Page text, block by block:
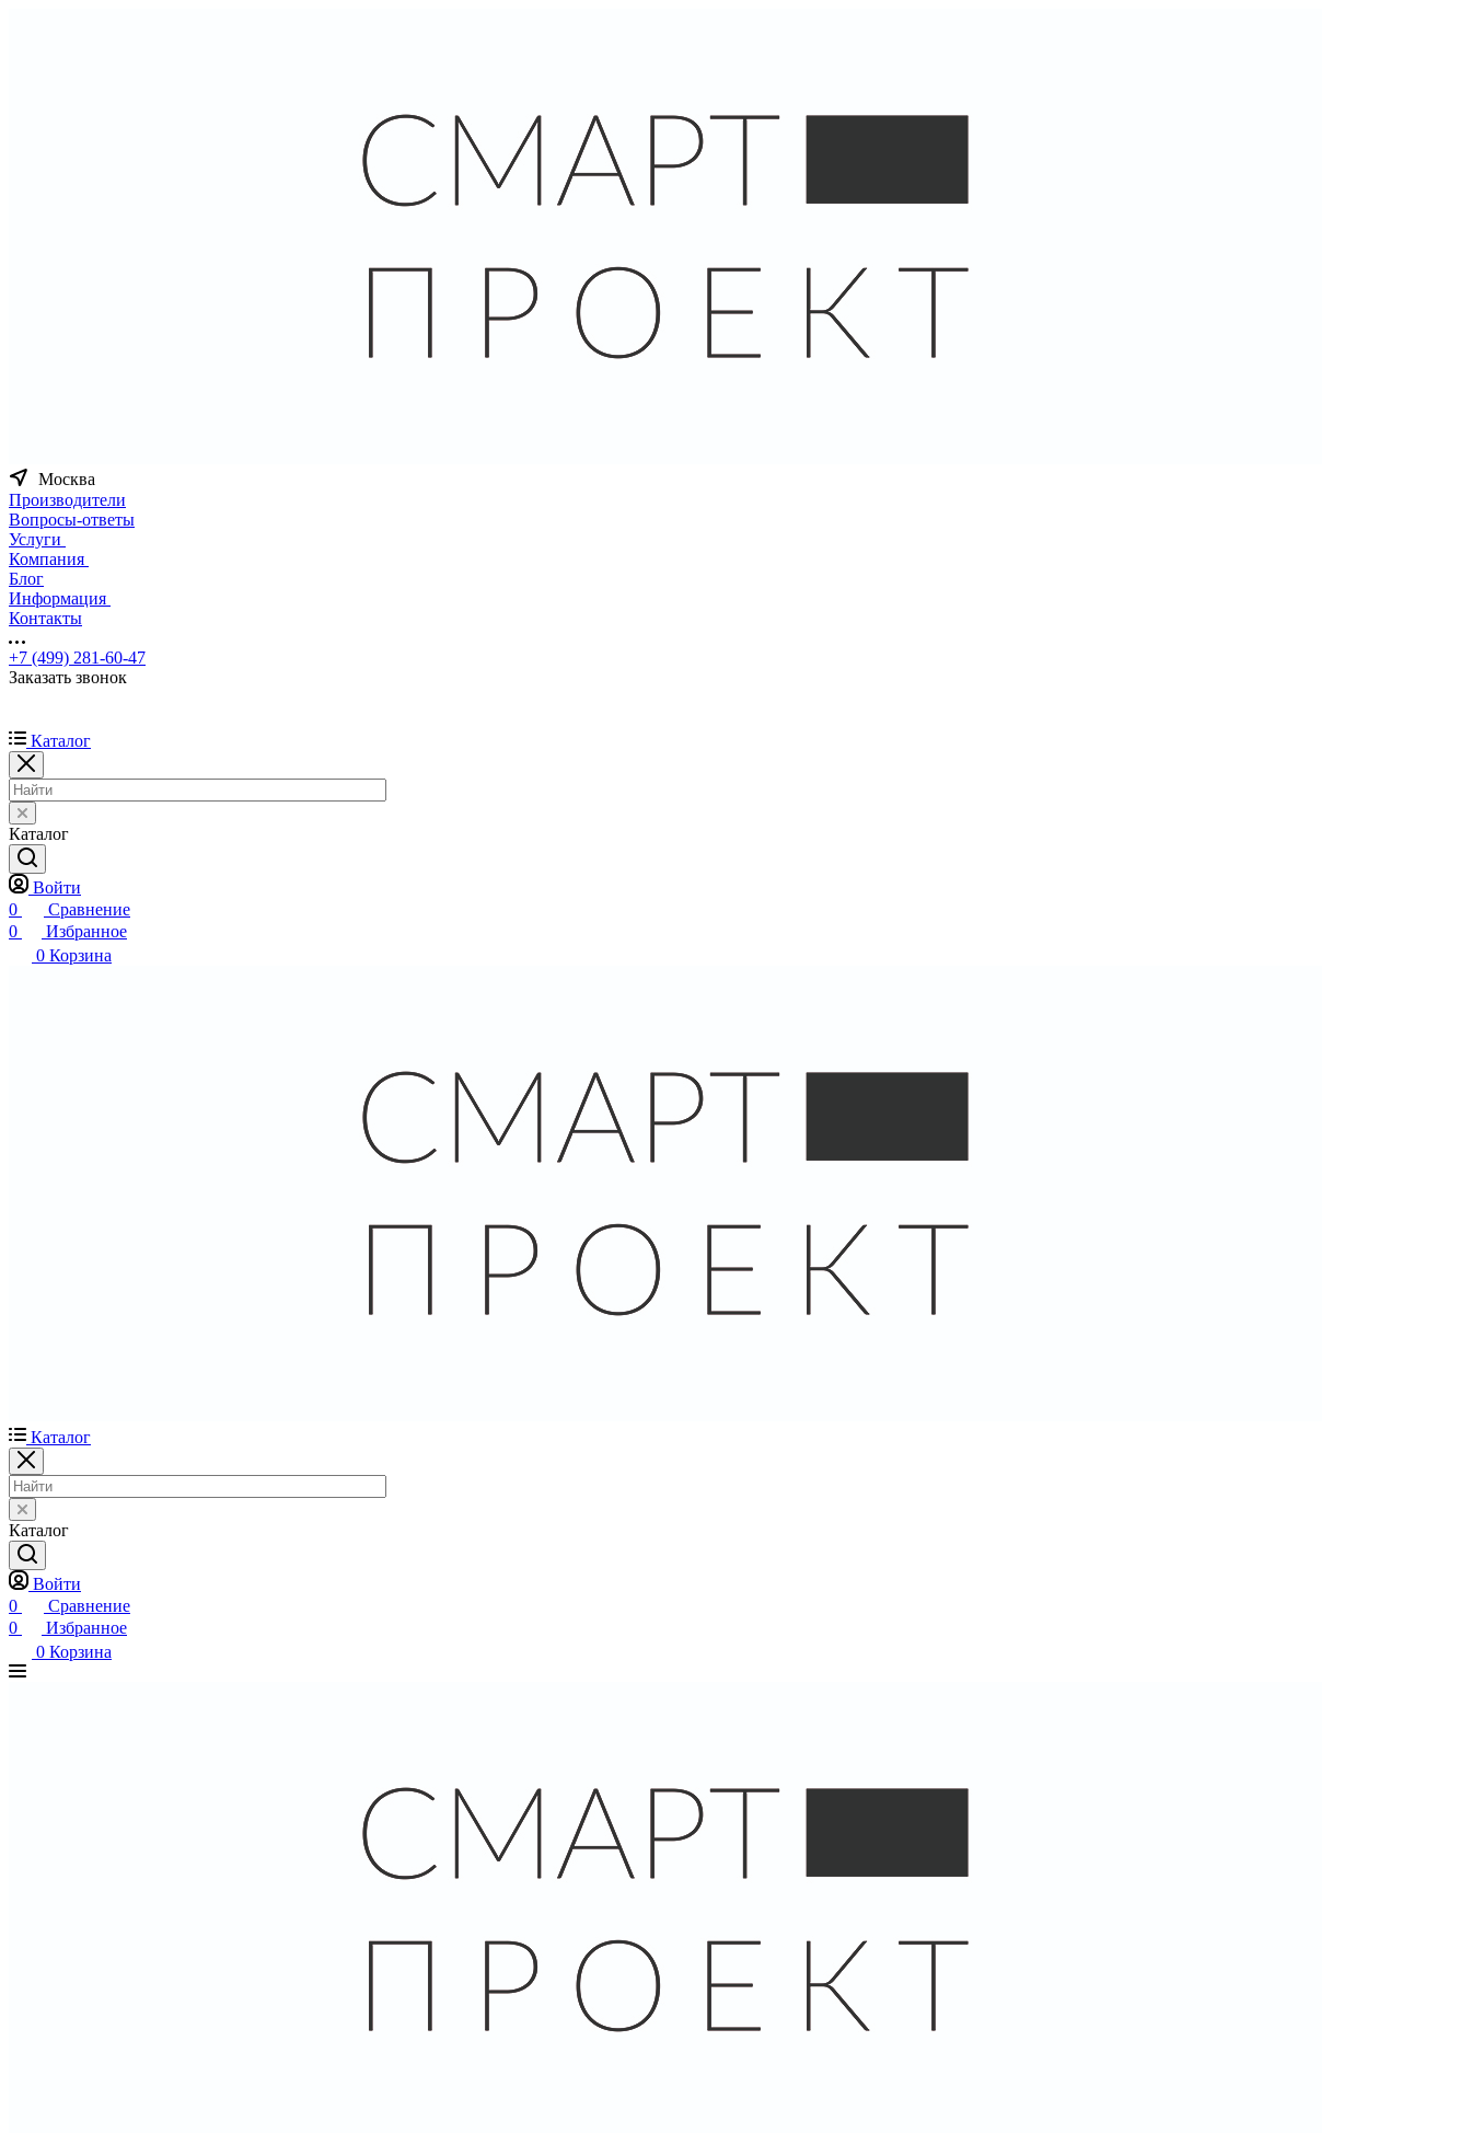
Москва
Производители
Вопросы-ответы
Услуги
Компания
Блог
Информация
Контакты
+7 (499) 281-60-47
Заказать звонок
Каталог
Каталог
Войти
0
Сравнение
0
Избранное
0 Корзина
Каталог
Каталог
Войти
0
Сравнение
0
Избранное
0 Корзина